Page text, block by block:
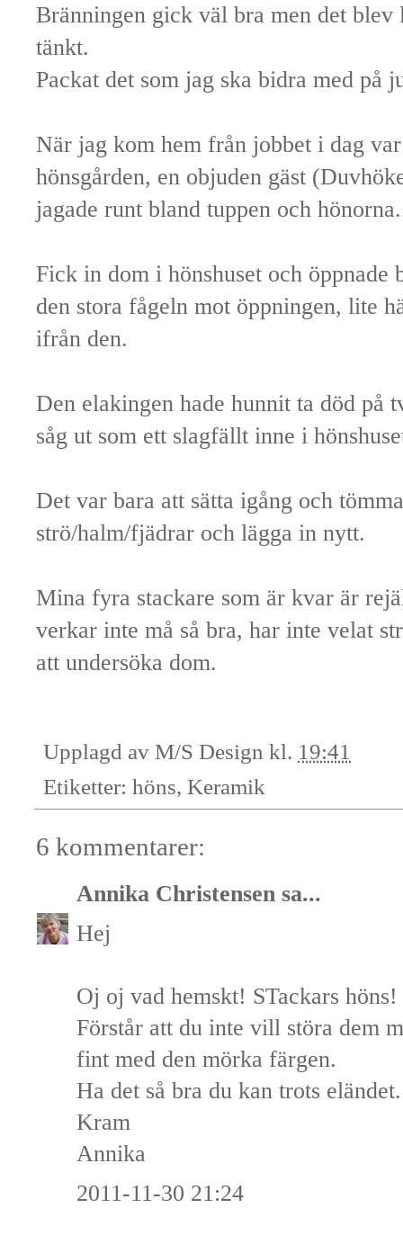
Bränningen gick väl bra men det
tänkt.
Packat det som jag ska bidra med på
När jag kom hem från jobbet i dag
hönsgården, en objuden gäst
jagade runt bland tuppen och
Fick in dom i hönshuset och öppnade
den stora fågeln mot öppningen, lite
ifrån den.
Den elakingen hade hunnit ta död på
såg ut som ett slagfällt inne i
Det var bara att sätta igång och
strö/halm/fjädrar och lägga in nytt.
Mina fyra stackare som är kvar är
verkar inte må så bra, har inte velat
att undersöka dom.
Upplagd av M/S Design kl. 19:41
Etiketter: höns, Keramik
6 kommentarer:
Annika Christensen sa...
Hej
Oj oj vad hemskt! STackars höns!
Förstår att du inte vill störa dem
fint med den mörka färgen.
Ha det så bra du kan trots eländet.
Kram
Annika
2011-11-30 21:24